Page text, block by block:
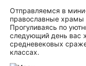
Отправляемся в
православные храмы
Прогуливаясь по
следующий день вас
средневековых
классах.